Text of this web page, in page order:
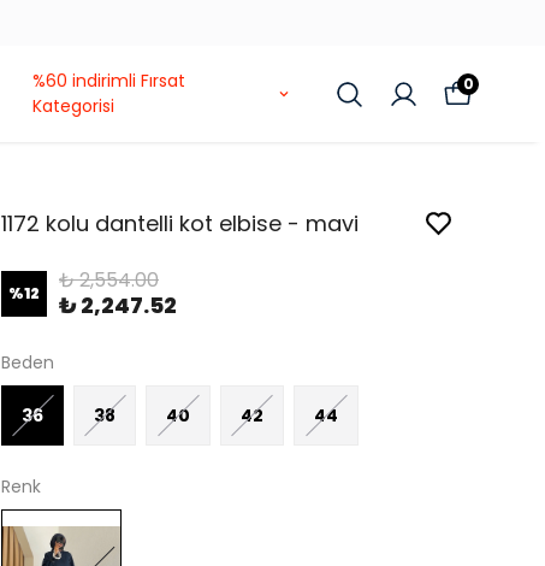
%60 indirimli Fırsat
Kategorisi
0
1172 kolu dantelli kot elbise - mavi
%12 ₺ 2,554.00
₺ 2,247.52
Beden
36 38 40 42 44
Renk